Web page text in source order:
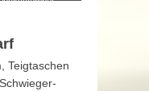
Teigtaschen